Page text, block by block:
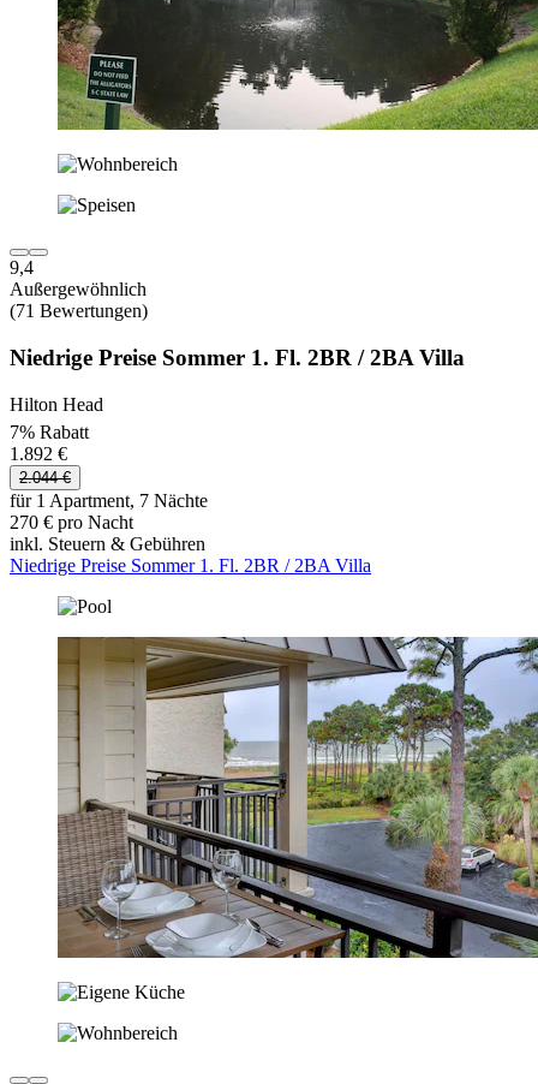
9,4
Außergewöhnlich
(71 Bewertungen)
Niedrige Preise Sommer 1. Fl. 2BR / 2BA Villa
Hilton Head
7% Rabatt
1.892 €
2.044 €
für 1 Apartment, 7 Nächte
270 € pro Nacht
inkl. Steuern & Gebühren
Niedrige Preise Sommer 1. Fl. 2BR / 2BA Villa